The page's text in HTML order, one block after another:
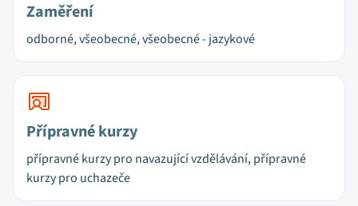
Zaměření
odborné, všeobecné, všeobecné - jazykové
Přípravné kurzy
přípravné kurzy pro navazující vzdělávání, přípravné
kurzy pro uchazeče